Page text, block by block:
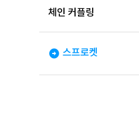
체인 커플링
스프로켓